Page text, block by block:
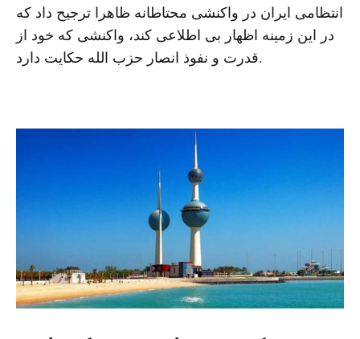
انتظامی ایران در واکنشی محتاطانه ظاهرا ترجیح داد که
در این زمینه اظهار بی اطلاعی کند، واکنشی که خود از
قدرت و نفوذ انصار حزب الله حکایت دارد.